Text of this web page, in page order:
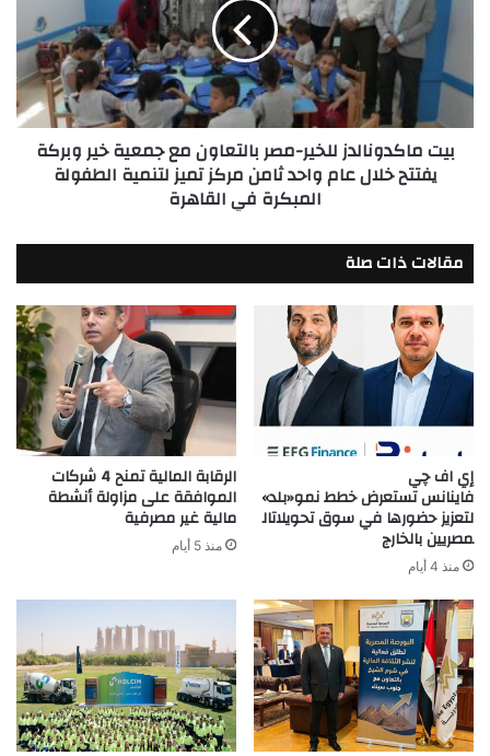
مصر
بالتعاون
جمعية
خير
وبركة
يفتتح
مركز
تميز
لتنمية
الطفولة
المبكرة
في
بيت ماكدونالدز للخير-مصر بالتعاون مع جمعية خير وبركة
يفتتح خلال عام واحد ثامن مركز تميز لتنمية الطفولة
المبكرة في القاهرة
مقالات ذات صلة
إي اف چي
فاينانس تستعرض خطط نمو«بلد»
لتعزيز حضورها في سوق تحويلاتال
مصريين بالخارج
منذ 4 أيام
الرقابة المالية تمنح 4 شركات
الموافقة على مزاولة أنشطة
مالية غير مصرفية
منذ 5 أيام